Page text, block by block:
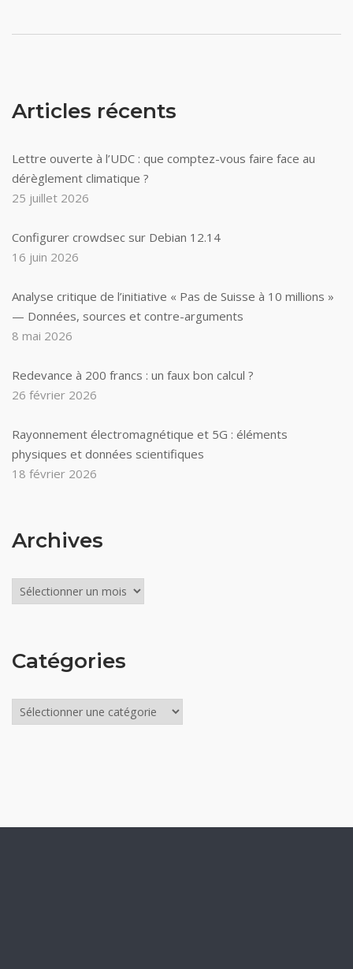
Articles récents
Lettre ouverte à l’UDC : que comptez-vous faire face au
dérèglement climatique ?
25 juillet 2026
Configurer crowdsec sur Debian 12.14
16 juin 2026
Analyse critique de l’initiative « Pas de Suisse à 10 millions »
— Données, sources et contre-arguments
8 mai 2026
Redevance à 200 francs : un faux bon calcul ?
26 février 2026
Rayonnement électromagnétique et 5G : éléments
physiques et données scientifiques
18 février 2026
Archives
Archives
Catégories
Catégories